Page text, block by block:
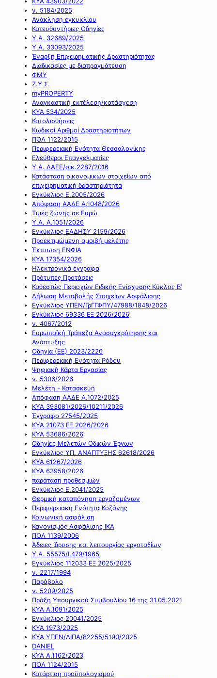
ν. 5184/2025
Ανάκληση εγκυκλίου
Κατευθυντήριες Οδηγίες
Υ.Α. 32689/2025
Υ.Α. 33093/2025
Έναρξη Επιχειρηματικής Δραστηριότητας
Διαδικασίες με διαπραγμάτευση
ΦΜΥ
Ζ.Υ.Σ.
myPROPERTY
Αναγκαστική εκτέλεση/κατάσχεση
ΚΥΑ 534/2025
Κατολισθήσεις
Κωδικοί Αριθμοί Δραστηριοτήτων
ΠΟΛ 1122/2015
Περιφερειακή Ενότητα Θεσσαλονίκης
Ελεύθεροι Επαγγελματίες
Υ.Α. ΔΑΕΕ/οικ.2287/2016
Κατάσταση οικονομικών στοιχείων από
επιχειρηματική δραστηριότητα
Εγκύκλιος Ε.2005/2026
Απόφαση ΑΑΔΕ Α.1048/2026
Τιμές ζώνης σε Ευρώ
Υ.Α. Α.1051/2026
Εγκύκλιος ΕΑΔΗΣΥ 2159/2026
Προεκτιμώμενη αμοιβή μελέτης
Έκπτωση ΕΝΦΙΑ
ΚΥΑ 17354/2026
Ηλεκτρονικά έγγραφα
Πρότυπες Προτάσεις
Καθεστώς Περιοχών Ειδικής Ενίσχυσης Κύκλος Β’
Δήλωση Μεταβολής Στοιχείων Ασφάλισης
Εγκύκλιος ΥΠΕΝ/ΓρΓΓΦΠΥ/47988/1848/2026
Εγκύκλιος 69336 ΕΞ 2026/2026
ν. 4067/2012
Ευρωπαϊκή Τράπεζα Ανασυγκρότησης και
Ανάπτυξης
Οδηγία (ΕΕ) 2023/2226
Περιφερειακή Ενότητα Ρόδου
Ψηφιακή Κάρτα Εργασίας
ν. 5306/2026
Μελέτη - Κατασκευή
Απόφαση ΑΑΔΕ Α.1072/2025
ΚΥΑ 393081/2026/10211/2026
Έγγραφο 27545/2025
ΚΥΑ 21073 ΕΞ 2026/2026
ΚΥΑ 53686/2026
Οδηγίες Μελετών Οδικών Έργων
Εγκύκλιος ΥΠ. ΑΝΑΠΤΥΞΗΣ 62618/2026
ΚΥΑ 61267/2026
ΚΥΑ 63958/2026
παράταση προθεσμιών
Εγκύκλιος Ε.2041/2025
Θερμική καταπόνηση εργαζομένων
Περιφερειακή Ενότητα Κοζάνης
Κοινωνική ασφάλιση
Κανονισμός Ασφάλισης ΙΚΑ
ΠΟΛ 1139/2006
Άδειες ίδρυσης και λειτουργίας εργοταξίων
Υ.Α. 55575/Ι.479/1965
Εγκύκλιος 112033 ΕΞ 2025/2025
ν. 2217/1994
Παράβολο
ν. 5209/2025
Πράξη Υπουργικού Συμβουλίου 16 της 31.05.2021
ΚΥΑ Α.1091/2025
Εγκύκλιος 20041/2025
ΚΥΑ 1973/2025
ΚΥΑ ΥΠΕΝ/ΔΙΠΑ/82255/5190/2025
DANIEL
ΚΥΑ Α.1162/2023
ΠΟΛ 1124/2015
Κατάρτιση προϋπολογισμού